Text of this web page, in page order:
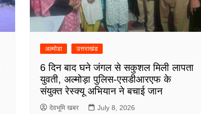
अल्मोडा उत्तराखंड
6 दिन बाद घने जंगल से सकुशल मिली लापता
युवती, अल्मोड़ा पुलिस-एसडीआरएफ के
संयुक्त रेस्क्यू अभियान ने बचाई जान
देवभूमि खबर July 8, 2026